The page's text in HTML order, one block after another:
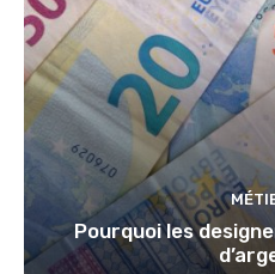
Pourquoi les